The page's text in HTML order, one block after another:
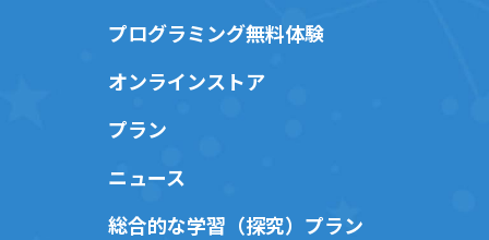
プログラミング無料体験
オンラインストア
プラン
ニュース
総合的な学習（探究）プラン